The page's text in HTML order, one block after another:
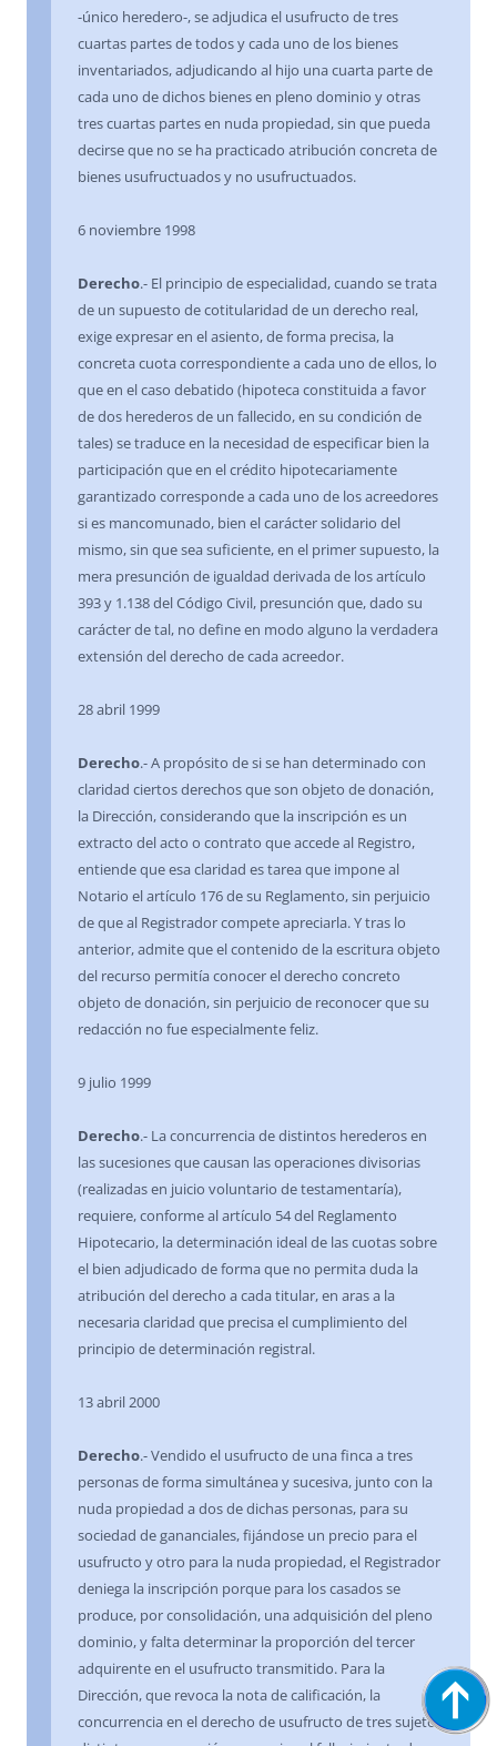
-único heredero-, se adjudica el usufructo de tres
cuartas partes de todos y cada uno de los bienes
inventariados, adjudicando al hijo una cuarta parte de
cada uno de dichos bienes en pleno dominio y otras
tres cuartas partes en nuda propiedad, sin que pueda
decirse que no se ha practicado atribución concreta de
bienes usufructuados y no usufructuados.
6 noviembre 1998
Derecho.- El principio de especialidad, cuando se trata
de un supuesto de cotitularidad de un derecho real,
exige expresar en el asiento, de forma precisa, la
concreta cuota correspondiente a cada uno de ellos, lo
que en el caso debatido (hipoteca constituida a favor
de dos herederos de un fallecido, en su condición de
tales) se traduce en la necesidad de especificar bien la
participación que en el crédito hipotecariamente
garantizado corresponde a cada uno de los acreedores
si es mancomunado, bien el carácter solidario del
mismo, sin que sea suficiente, en el primer supuesto, la
mera presunción de igualdad derivada de los artículo
393 y 1.138 del Código Civil, presunción que, dado su
carácter de tal, no define en modo alguno la verdadera
extensión del derecho de cada acreedor.
28 abril 1999
Derecho.- A propósito de si se han determinado con
claridad ciertos derechos que son objeto de donación,
la Dirección, considerando que la inscripción es un
extracto del acto o contrato que accede al Registro,
entiende que esa claridad es tarea que impone al
Notario el artículo 176 de su Reglamento, sin perjuicio
de que al Registrador compete apreciarla. Y tras lo
anterior, admite que el contenido de la escritura objeto
del recurso permitía conocer el derecho concreto
objeto de donación, sin perjuicio de reconocer que su
redacción no fue especialmente feliz.
9 julio 1999
Derecho.- La concurrencia de distintos herederos en
las sucesiones que causan las operaciones divisorias
(realizadas en juicio voluntario de testamentaría),
requiere, conforme al artículo 54 del Reglamento
Hipotecario, la determinación ideal de las cuotas sobre
el bien adjudicado de forma que no permita duda la
atribución del derecho a cada titular, en aras a la
necesaria claridad que precisa el cumplimiento del
principio de determinación registral.
13 abril 2000
Derecho.- Vendido el usufructo de una finca a tres
personas de forma simultánea y sucesiva, junto con la
nuda propiedad a dos de dichas personas, para su
sociedad de gananciales, fijándose un precio para el
usufructo y otro para la nuda propiedad, el Registrador
deniega la inscripción porque para los casados se
produce, por consolidación, una adquisición del pleno
dominio, y falta determinar la proporción del tercer
adquirente en el usufructo transmitido. Para la
Dirección, que revoca la nota de calificación, la
concurrencia en el derecho de usufructo de tres sujetos